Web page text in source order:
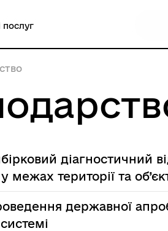
послуг
діагностичний
межах території та
державної